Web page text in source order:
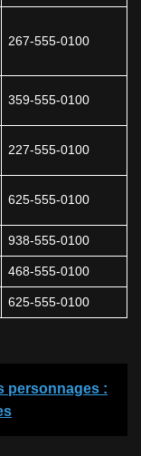
267-555-0100
359-555-0100
227-555-0100
625-555-0100
938-555-0100
468-555-0100
625-555-0100
personnages :